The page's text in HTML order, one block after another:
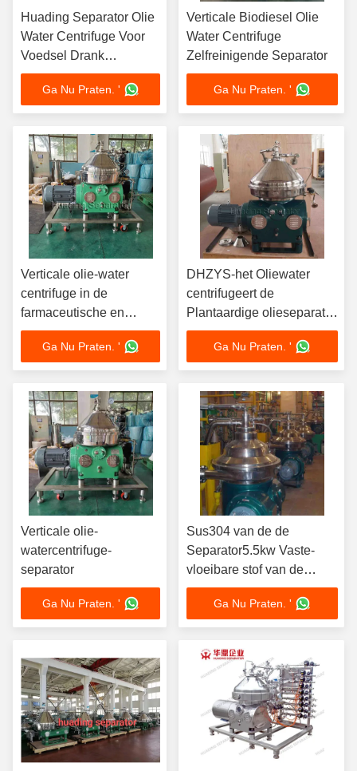
Huading Separator Olie
Water Centrifuge Voor
Voedsel Drank
Farmaceutische
Chemische Marine
Ga Nu Praten. '
Verticale Biodiesel Olie
Water Centrifuge
Zelfreinigende Separator
Ga Nu Praten. '
Verticale olie-water
centrifuge in de
farmaceutische en
plantaardige olie-
industrie
Ga Nu Praten. '
DHZYS-het Oliewater
centrifugeert de
Plantaardige olieseparator
van 10000l
Ga Nu Praten. '
Verticale olie-
watercentrifuge-
separator
Ga Nu Praten. '
Sus304 van de de
Separator5.5kw Vaste-
vloeibare stof van de
Schijfolie de
Centrifugaalseparator
Ga Nu Praten. '